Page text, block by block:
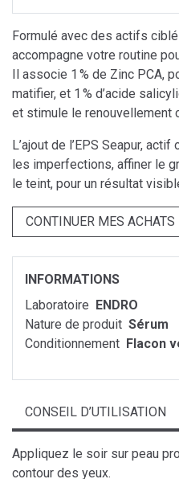
Formulé avec des actifs
accompagne votre routine
Il associe 1 % de Zinc PCA,
matifier, et 1 % d’acide
et stimule le renouvellement
L’ajout de l’EPS Seapur,
les imperfections, affiner le
le teint, pour un résultat
CONTINUER MES ACHATS
INFORMATIONS
Laboratoire ENDRO
Nature de produit Sérum
Conditionnement Flacon
CONSEIL D’UTILISATION
Appliquez le soir sur peau
contour des yeux.